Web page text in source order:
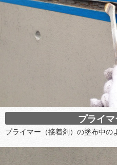
プライ
プライマー（接着剤）の塗布中の